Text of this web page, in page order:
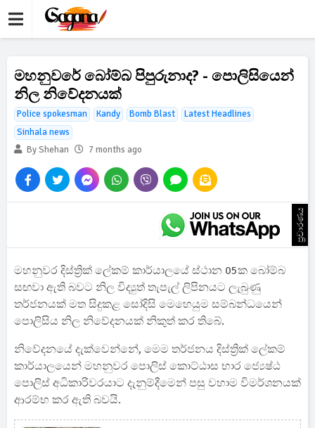
මහනුවරේ බෝම්බ පිපුරුනාද? - පොලිසියෙන්
නිල නිවේදනයක්
Police spokesman Kandy Bomb Blast
Latest Headlines
Sinhala news
By Shehan
7 months ago
ප්‍රචාරණය
මහනුවර දිස්ත්‍රික් ලේකම් කාර්යාලයේ ස්ථාන 05ක බෝම්බ
සඟවා ඇති බවට නිල විද්‍යුත් තැපැල් ලිපිනයට ලැබුණු
තර්ජනයක් මත සිදුකළ සෝදිසි මෙහෙයුම සම්බන්ධයෙන්
පොලිසිය නිල නිවේදනයක් නිකුත් කර තිබේ.
නිවේදනයේ දැක්වෙන්නේ, මෙම තර්ජනය දිස්ත්‍රික් ලේකම්
කාර්යාලයෙන් මහනුවර පොලිස් කොට්ඨාස භාර ජ්‍යෙෂ්ඨ
පොලිස් අධිකාරිවරයාට දැනුම්දීමෙන් පසු වහාම විමර්ශනයක්
ආරම්භ කර ඇති බවයි.